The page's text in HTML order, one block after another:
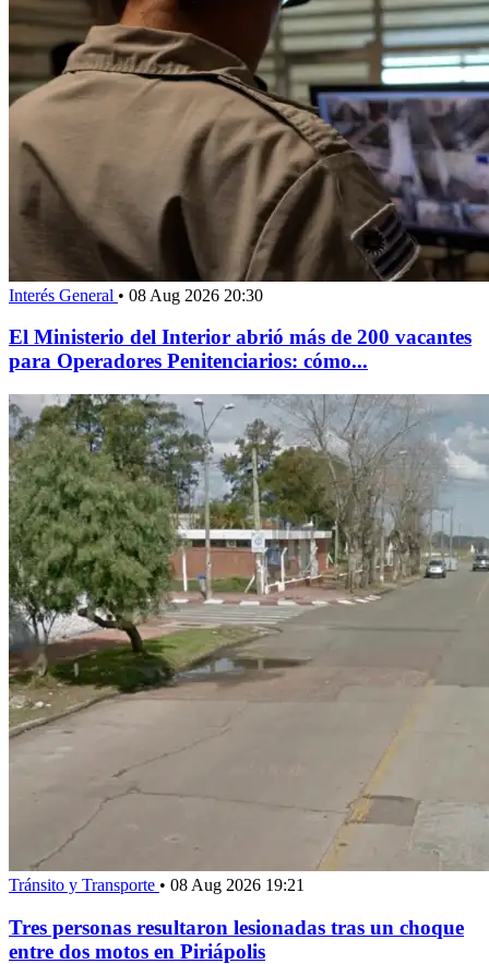
Interés General • 08 Aug 2026 20:30
El Ministerio del Interior abrió más de 200 vacantes
para Operadores Penitenciarios: cómo...
Tránsito y Transporte • 08 Aug 2026 19:21
Tres personas resultaron lesionadas tras un choque
entre dos motos en Piriápolis